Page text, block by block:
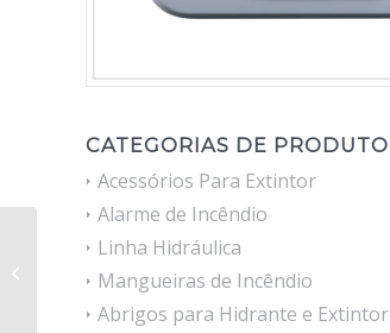
CATEGORIAS DE PRODUTO
Acessórios Para Extintor
Alarme de Incêndio
Linha Hidráulica
Mangueiras de Incêndio
Abrigos para Hidrante e Extintor
Luminária Tipo
Farolete com 2.200
Lumens Mocelin